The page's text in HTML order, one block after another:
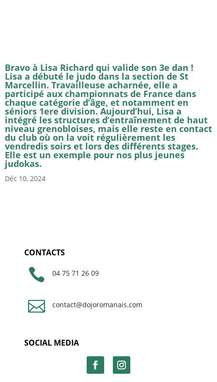
Bravo à Lisa Richard qui valide son 3e dan !
Lisa a débuté le judo dans la section de St
Marcellin. Travailleuse acharnée, elle a
participé aux championnats de France dans
chaque catégorie d’âge, et notamment en
séniors 1ere division. Aujourd’hui, Lisa a
intégré les structures d’entraînement de haut
niveau grenobloises, mais elle reste en contact
du club où on la voit régulièrement les
vendredis soirs et lors des différents stages.
Elle est un exemple pour nos plus jeunes
judokas.
Déc 10, 2024
CONTACTS
 04 75 71 26 09
 contact@dojoromanais.com
SOCIAL MEDIA